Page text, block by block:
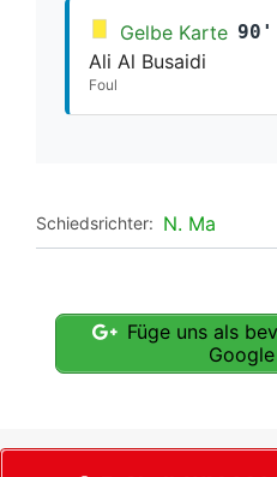
Gelbe Karte 90'
Ali Al Busaidi
Foul
Schiedsrichter: N. Ma
Füge uns als